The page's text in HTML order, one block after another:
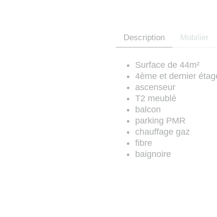
Description Mobilier
Surface de 44m²
4ème et dernier
ascenseur
T2 meublé
balcon
parking PMR
chauffage gaz
fibre
baignoire